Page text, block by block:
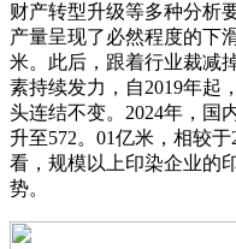
财产转型升级等多种分析
产量呈现了必然程度的下
米。此后，跟着行业裁减
素持续发力，自2019年起
头连结不变。2024年，国
升至572。01亿米，相较
看，规模以上印染企业的
势。